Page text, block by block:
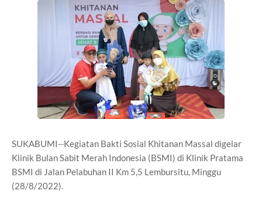
SUKABUMI--Kegiatan Bakti Sosial Khitanan Massal digelar
Klinik Bulan Sabit Merah Indonesia (BSMI) di Klinik Pratama
BSMI di Jalan Pelabuhan II Km 5,5 Lembursitu, Minggu
(28/8/2022).